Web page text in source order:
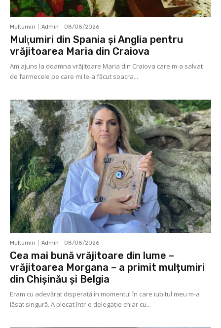
Multumiri Admin - 08/08/2026
Mulţumiri din Spania şi Anglia pentru
vrăjitoarea Maria din Craiova
Am ajuns la doamna vrăjitoare Maria din Craiova care m-a salvat
de farmecele pe care mi le-a făcut soacra...
Multumiri Admin - 08/08/2026
Cea mai bună vrăjitoare din lume –
vrăjitoarea Morgana – a primit mulțumiri
din Chișinău și Belgia
Eram cu adevărat disperată în momentul în care iubitul meu m-a
lăsat singură. A plecat într-o delegaţie chiar cu...